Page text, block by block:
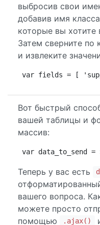
выбросив свои
добавив имя
которые вы хотите
Затем сверните по
и извлеките
var fields = [
Вот быстрый
вашей таблицы и
массив:
var
Теперь у вас есть
вашего вопроса.
можете просто
помощью
.ajax()